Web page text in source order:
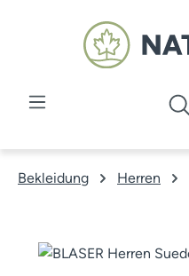
Zum Hauptinhalt springen
Bekleidung Herren
Bildergalerie überspringen